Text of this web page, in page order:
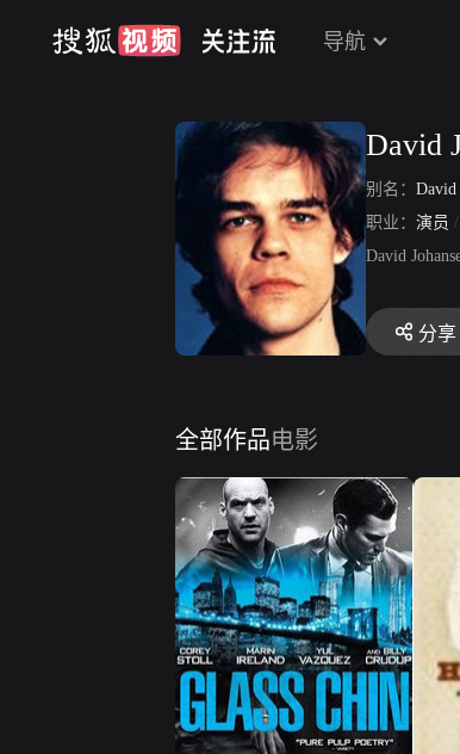
导航
David
别名： David
职业： 演员 /
David
分享
全部作品电影